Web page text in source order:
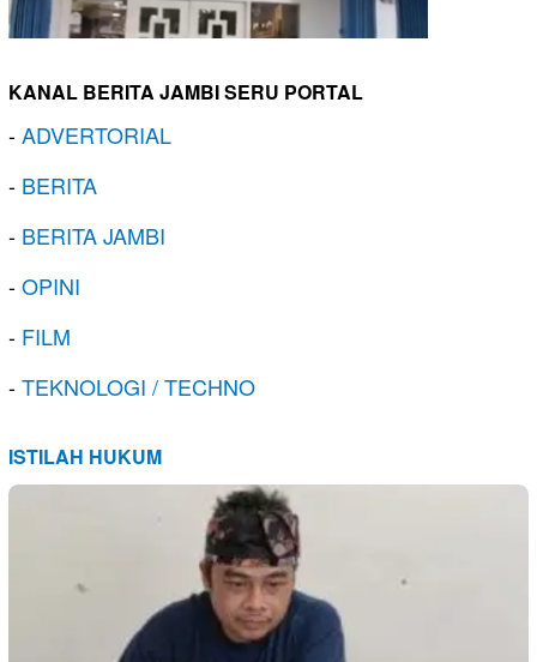
KANAL BERITA JAMBI SERU PORTAL
-ADVERTORIAL
- BERITA
- BERITA JAMBI
-OPINI
- FILM
-TEKNOLOGI / TECHNO
ISTILAH HUKUM